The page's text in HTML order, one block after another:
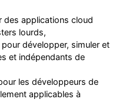
des applications cloud
lourds,
développer, simuler et
et indépendants de
les développeurs de
applicables à